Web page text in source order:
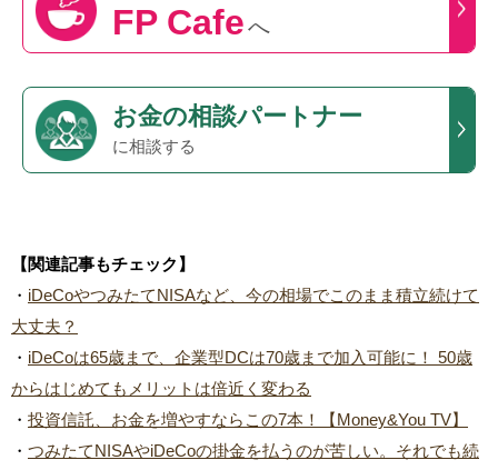
FP Cafeへ
お金の相談パートナー
に相談する
【関連記事もチェック】
・ iDeCoやつみたてNISAなど、今の相場でこのまま積立続けて
大丈夫？
・ iDeCoは65歳まで、企業型DCは70歳まで加入可能に！ 50歳
からはじめてもメリットは倍近く変わる
・ 投資信託、お金を増やすならこの7本！【Money&You TV】
・ つみたてNISAやiDeCoの掛金を払うのが苦しい。それでも続